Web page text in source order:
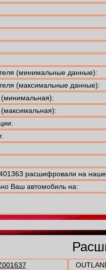
(минимальные данные):
(максимальные данные):
(минимальная):
расшифровали на
Ваш автомобиль на: